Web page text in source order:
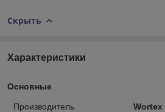
Скрыть
Характеристики
Основные
Производитель
Wortex